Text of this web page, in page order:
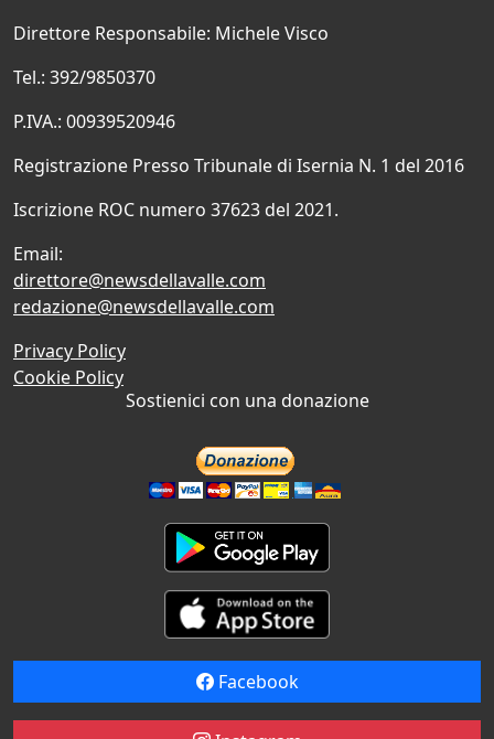
Direttore Responsabile: Michele Visco
Tel.: 392/9850370
P.IVA.: 00939520946
Registrazione Presso Tribunale di Isernia N. 1 del 2016
Iscrizione ROC numero 37623 del 2021.
Email:
direttore@newsdellavalle.com
redazione@newsdellavalle.com
Privacy Policy
Cookie Policy
Sostienici con una donazione
Facebook